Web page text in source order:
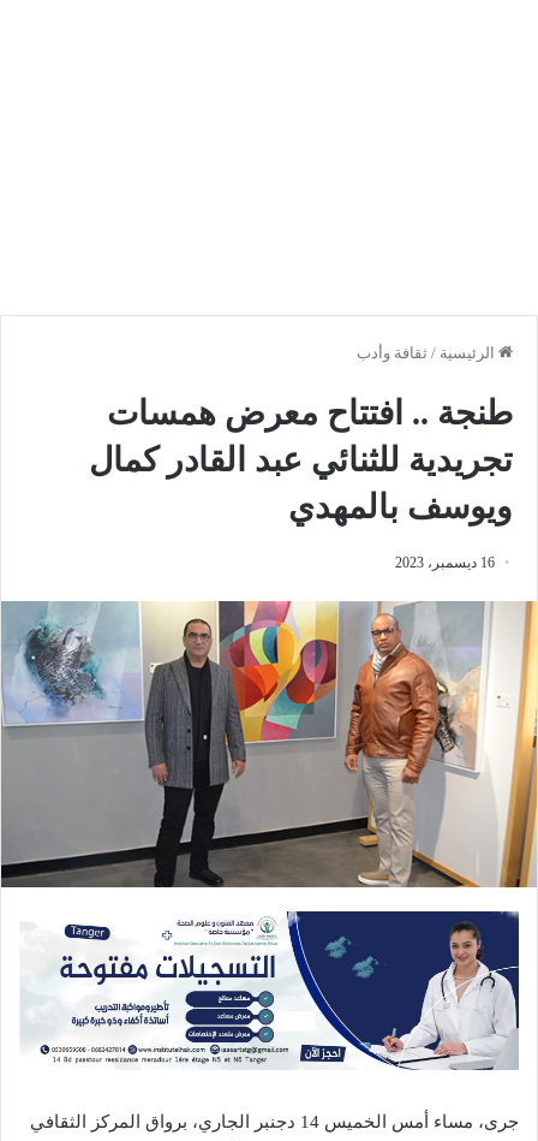
الرئيسية / ثقافة وأدب
طنجة .. افتتاح معرض همسات
تجريدية للثنائي عبد القادر كمال
ويوسف بالمهدي
16 ديسمبر، 2023
جرى، مساء أمس الخميس 14 دجنبر الجاري، برواق المركز الثقافي